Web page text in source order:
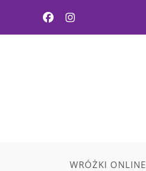
WRÓŻKI ONLINE